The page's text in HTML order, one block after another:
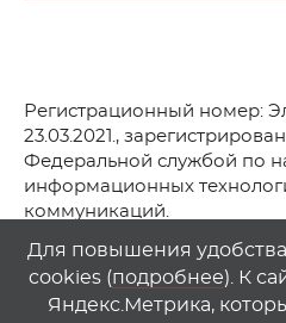
Регистрационный номер:
23.03.2021.,
Федеральной службой по
информационных
коммуникаций.
© АО Телеканал «Первый
Любое использование
только при указании
Для повышения
cookies (подробнее). К
Яндекс.Метрика,